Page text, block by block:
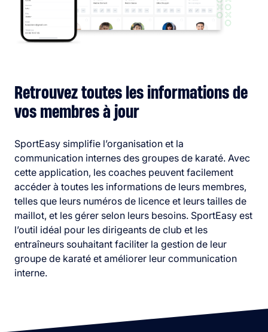
Retrouvez toutes les informations de
vos membres à jour
SportEasy simplifie l’organisation et la
communication internes des groupes de karaté. Avec
cette application, les coaches peuvent facilement
accéder à toutes les informations de leurs membres,
telles que leurs numéros de licence et leurs tailles de
maillot, et les gérer selon leurs besoins. SportEasy est
l’outil idéal pour les dirigeants de club et les
entraîneurs souhaitant faciliter la gestion de leur
groupe de karaté et améliorer leur communication
interne.